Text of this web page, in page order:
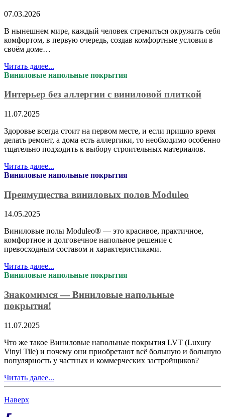
07.03.2026
В нынешнем мире, каждый человек стремиться окружить себя
комфортом, в первую очередь, создав комфортные условия в
своём доме…
Читать далее...
Виниловые напольные покрытия
Интерьер без аллергии с виниловой плиткой
11.07.2025
Здоровье всегда стоит на первом месте, и если пришло время
делать ремонт, а дома есть аллергики, то необходимо особенно
тщательно подходить к выбору строительных материалов.
Читать далее...
Виниловые напольные покрытия
Преимущества виниловых полов Moduleo
14.05.2025
Виниловые полы Moduleo® — это красивое, практичное,
комфортное и долговечное напольное решение с
превосходным составом и характеристиками.
Читать далее...
Виниловые напольные покрытия
Знакомимся — Виниловые напольные
покрытия!
11.07.2025
Что же такое Виниловые напольные покрытия LVT (Luxury
Vinyl Tile) и почему они приобретают всё большую и большую
популярность у частных и коммерческих застройщиков?
Читать далее...
Наверх